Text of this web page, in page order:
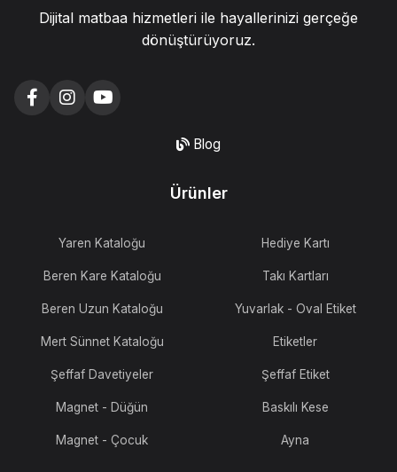
Dijital matbaa hizmetleri ile hayallerinizi gerçeğe
dönüştürüyoruz.
Blog
Ürünler
Yaren Kataloğu
Beren Kare Kataloğu
Beren Uzun Kataloğu
Mert Sünnet Kataloğu
Şeffaf Davetiyeler
Magnet - Düğün
Magnet - Çocuk
Hediye Kartı
Takı Kartları
Yuvarlak - Oval Etiket
Etiketler
Şeffaf Etiket
Baskılı Kese
Ayna